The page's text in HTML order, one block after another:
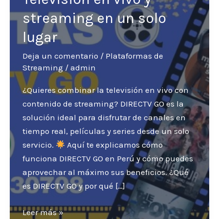
streaming en un solo
lugar
Deja un comentario / Plataformas de
Streaming / admin
¿Quieres combinar la televisión en vivo con
contenido de streaming? DIRECTV GO es la
solución ideal para disfrutar de canales en
tiempo real, películas y series desde un solo
servicio.
Aquí te explicamos cómo
funciona DIRECTV GO en Perú y cómo puedes
aprovechar al máximo sus beneficios. ¿Qué
es DIRECTV GO y por qué […]
DIRECTV
Leer más »